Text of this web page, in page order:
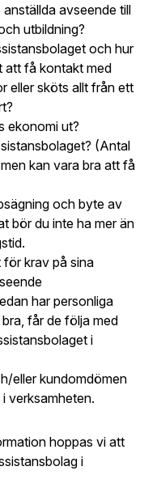
avseende till
utbildning?
och hur
att få kontakt med
eller sköts allt från ett
ekonomi ut?
(Antal
kan vara bra att få
och byte av
bör du inte ha mer än
för krav på sina
har personliga
får de följa med
i
eller kundomdömen
verksamheten.
hoppas vi att
i